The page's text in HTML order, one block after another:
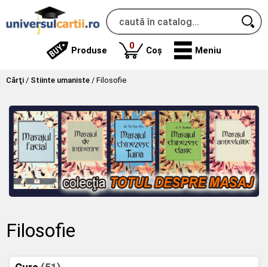
Produse 0produse
Coș Meniu
Cărţi / Stiinte umaniste / Filosofie
Filosofie